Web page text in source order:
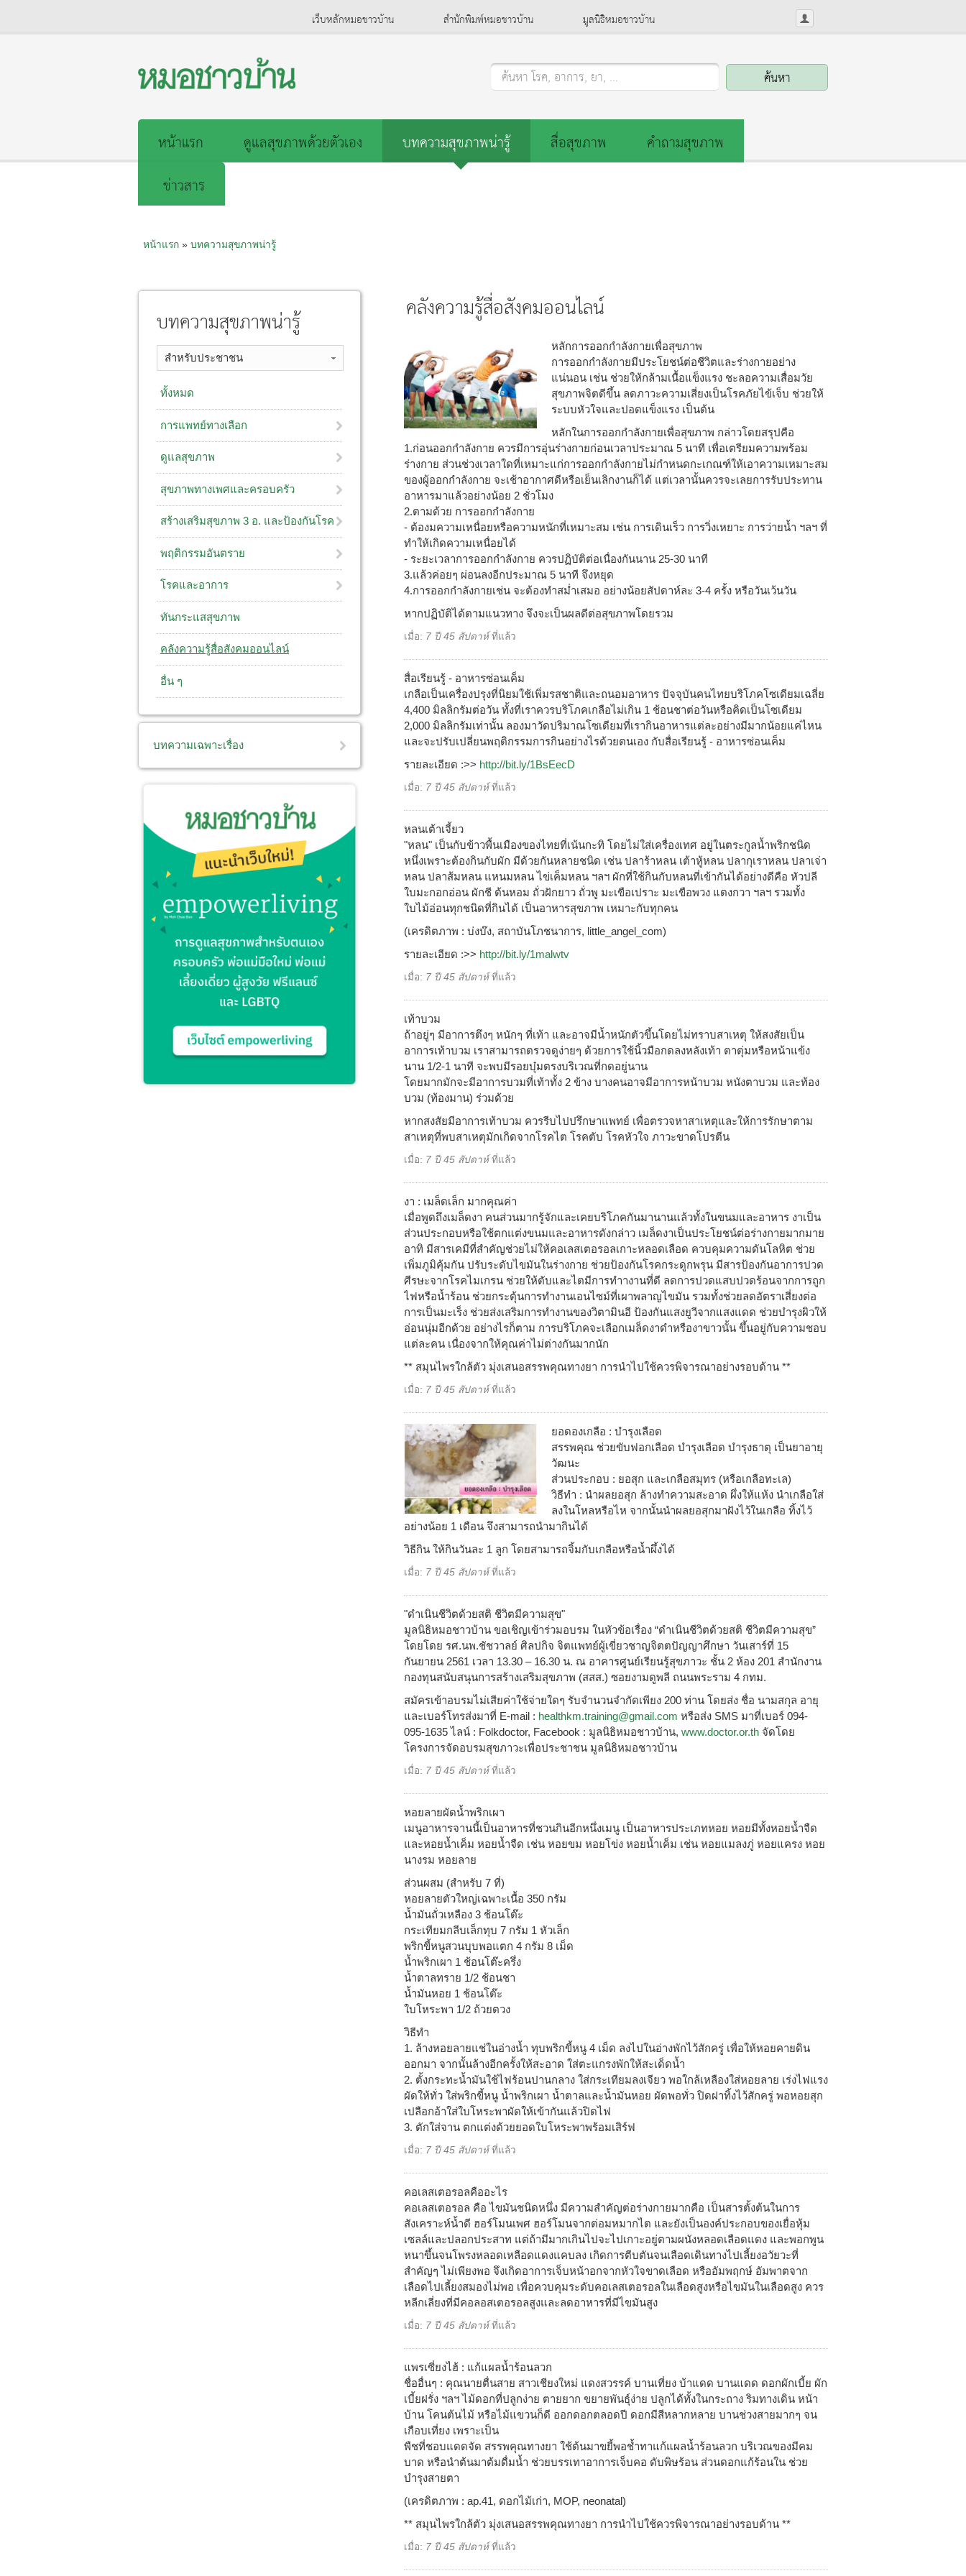
เว็บหลักหมอชาวบ้าน สำนักพิมพ์หมอชาวบ้าน มูลนิธิหมอชาวบ้าน
ค้นหา โรค, อาการ, ยา, ...
หน้าแรก ดูแลสุขภาพด้วยตัวเอง บทความสุขภาพน่ารู้ สื่อสุขภาพ
คำถามสุขภาพ
ข่าวสาร
หน้าแรก» บทความสุขภาพน่ารู้
คลังความรู้สื่อสังคมออนไลน์
หลักการออกกำลังกายเพื่อสุขภาพ
การออกกำลังกายมีประโยชน์ต่อชีวิตและร่างกายอย่าง
แน่นอน เช่น ช่วยให้กล้ามเนื้อแข็งแรง ชะลอความเสื่อมวัย
สุขภาพจิตดีขึ้น ลดภาวะความเสี่ยงเป็นโรคภัยไข้เจ็บ ช่วยให้
ระบบหัวใจและปอดแข็งแรง เป็นต้น
หลักในการออกกำลังกายเพื่อสุขภาพ กล่าวโดยสรุปคือ
1.ก่อนออกกำลังกาย ควรมีการอุ่นร่างกายก่อนเวลาประมาณ 5 นาที เพื่อเตรียมความพร้อม
ร่างกาย ส่วนช่วงเวลาใดที่เหมาะแก่การออกกำลังกายไม่กำหนดกะเกณฑ์ให้เอาความเหมาะสม
ของผู้ออกกำลังกาย จะเช้าอากาศดีหรือเย็นเลิกงานก็ได้ แต่เวลานั้นควรจะเลยการรับประทาน
อาหารมาแล้วอย่างน้อย 2 ชั่วโมง
2.ตามด้วย การออกกำลังกาย
- ต้องมความเหนื่อยหรือความหนักที่เหมาะสม เช่น การเดินเร็ว การวิ่งเหยาะ การว่ายน้ำ ฯลฯ ที่
ทำให้เกิดความเหนื่อยได้
- ระยะเวลาการออกกำลังกาย ควรปฏิบัติต่อเนื่องกันนาน 25-30 นาที
3.แล้วค่อยๆ ผ่อนลงอีกประมาณ 5 นาที จึงหยุด
4.การออกกำลังกายเช่น จะต้องทำสม่ำเสมอ อย่างน้อยสัปดาห์ละ 3-4 ครั้ง หรือวันเว้นวัน
หากปฏิบัติได้ตามแนวทาง จึงจะเป็นผลดีต่อสุขภาพโดยรวม
เมื่อ: 7 ปี 45 สัปดาห์ ที่แล้ว
สื่อเรียนรู้ - อาหารซ่อนเค็ม
เกลือเป็นเครื่องปรุงที่นิยมใช้เพิ่มรสชาติและถนอมอาหาร ปัจจุบันคนไทยบริโภคโซเดียมเฉลี่ย
4,400 มิลลิกรัมต่อวัน ทั้งที่เราควรบริโภคเกลือไม่เกิน 1 ช้อนชาต่อวันหรือคิดเป็นโซเดียม
2,000 มิลลิกรัมเท่านั้น ลองมาวัดปริมาณโซเดียมที่เรากินอาหารแต่ละอย่างมีมากน้อยแค่ไหน
และจะปรับเปลี่ยนพฤติกรรมการกินอย่างไรด้วยตนเอง กับสื่อเรียนรู้ - อาหารซ่อนเค็ม
รายละเอียด :>> http://bit.ly/1BsEecD
เมื่อ: 7 ปี 45 สัปดาห์ ที่แล้ว
หลนเต้าเจี้ยว
"หลน" เป็นกับข้าวพื้นเมืองของไทยที่เน้นกะทิ โดยไม่ใส่เครื่องเทศ อยู่ในตระกูลน้ำพริกชนิด
หนึ่งเพราะต้องกินกับผัก มีด้วยกันหลายชนิด เช่น ปลาร้าหลน เต้าหู้หลน ปลากุเราหลน ปลาเจ่า
หลน ปลาส้มหลน แหนมหลน ไข่เค็มหลน ฯลฯ ผักที่ใช้กินกับหลนที่เข้ากันได้อย่างดีคือ หัวปลี
ใบมะกอกอ่อน ผักชี ต้นหอม ถั่วฝักยาว ถั่วพู มะเขือเปราะ มะเขือพวง แตงกวา ฯลฯ รวมทั้ง
ใบไม้อ่อนทุกชนิดที่กินได้ เป็นอาหารสุขภาพ เหมาะกับทุกคน
(เครดิตภาพ : บ่งบ๊ง, สถาบันโภชนาการ, little_angel_com)
รายละเอียด :>> http://bit.ly/1malwtv
เมื่อ: 7 ปี 45 สัปดาห์ ที่แล้ว
เท้าบวม
ถ้าอยู่ๆ มีอาการตึงๆ หนักๆ ที่เท้า และอาจมีน้ำหนักตัวขึ้นโดยไม่ทราบสาเหตุ ให้สงสัยเป็น
อาการเท้าบวม เราสามารถตรวจดูง่ายๆ ด้วยการใช้นิ้วมือกดลงหลังเท้า ตาตุ่มหรือหน้าแข้ง
นาน 1/2-1 นาที จะพบมีรอยบุ๋มตรงบริเวณที่กดอยู่นาน
โดยมากมักจะมีอาการบวมที่เท้าทั้ง 2 ข้าง บางคนอาจมีอาการหน้าบวม หนังตาบวม และท้อง
บวม (ท้องมาน) ร่วมด้วย
หากสงสัยมีอาการเท้าบวม ควรรีบไปปรึกษาแพทย์ เพื่อตรวจหาสาเหตุและให้การรักษาตาม
สาเหตุที่พบสาเหตุมักเกิดจากโรคไต โรคตับ โรคหัวใจ ภาวะขาดโปรตีน
เมื่อ: 7 ปี 45 สัปดาห์ ที่แล้ว
งา : เมล็ดเล็ก มากคุณค่า
เมื่อพูดถึงเมล็ดงา คนส่วนมากรู้จักและเคยบริโภคกันมานานแล้วทั้งในขนมและอาหาร งาเป็น
ส่วนประกอบหรือใช้ตกแต่งขนมและอาหารดังกล่าว เมล็ดงาเป็นประโยชน์ต่อร่างกายมากมาย
อาทิ มีสารเคมีที่สำคัญช่วยไม่ให้คอเลสเตอรอลเกาะหลอดเลือด ควบคุมความดันโลหิต ช่วย
เพิ่มภูมิคุ้มกัน ปรับระดับไขมันในร่างกาย ช่วยป้องกันโรคกระดูกพรุน มีสารป้องกันอาการปวด
ศีรษะจากโรคไมเกรน ช่วยให้ตับและไตมีการทำางานที่ดี ลดการปวดแสบปวดร้อนจากการถูก
ไฟหรือน้ำร้อน ช่วยกระตุ้นการทำงานเอนไซม์ที่เผาพลาญไขมัน รวมทั้งช่วยลดอัตราเสี่ยงต่อ
การเป็นมะเร็ง ช่วยส่งเสริมการทำงานของวิตามินอี ป้องกันแสงยูวีจากแสงแดด ช่วยบำรุงผิวให้
อ่อนนุ่มอีกด้วย อย่างไรก็ตาม การบริโภคจะเลือกเมล็ดงาดำหรืองาขาวนั้น ขึ้นอยู่กับความชอบ
แต่ละคน เนื่องจากให้คุณค่าไม่ต่างกันมากนัก
** สมุนไพรใกล้ตัว มุ่งเสนอสรรพคุณทางยา การนำไปใช้ควรพิจารณาอย่างรอบด้าน **
เมื่อ: 7 ปี 45 สัปดาห์ ที่แล้ว
ยอดองเกลือ : บำรุงเลือด
สรรพคุณ ช่วยขับฟอกเลือด บำรุงเลือด บำรุงธาตุ เป็นยาอายุ
วัฒนะ
ส่วนประกอบ : ยอสุก และเกลือสมุทร (หรือเกลือทะเล)
วิธีทำ : นำผลยอสุก ล้างทำความสะอาด ผึ่งให้แห้ง นำเกลือใส่
ลงในโหลหรือไห จากนั้นนำผลยอสุกมาฝังไว้ในเกลือ ทิ้งไว้
อย่างน้อย 1 เดือน จึงสามารถนำมากินได้
วิธีกิน ให้กินวันละ 1 ลูก โดยสามารถจิ้มกับเกลือหรือน้ำผึ้งได้
เมื่อ: 7 ปี 45 สัปดาห์ ที่แล้ว
"ดำเนินชีวิตด้วยสติ ชีวิตมีความสุข"
มูลนิธิหมอชาวบ้าน ขอเชิญเข้าร่วมอบรม ในหัวข้อเรื่อง “ดำเนินชีวิตด้วยสติ ชีวิตมีความสุข”
โดยโดย รศ.นพ.ชัชวาลย์ ศิลปกิจ จิตแพทย์ผู้เขี่ยวชาญจิตตปัญญาศึกษา วันเสาร์ที่ 15
กันยายน 2561 เวลา 13.30 – 16.30 น. ณ อาคารศูนย์เรียนรู้สุขภาวะ ชั้น 2 ห้อง 201 สำนักงาน
กองทุนสนับสนุนการสร้างเสริมสุขภาพ (สสส.) ซอยงามดูพลี ถนนพระราม 4 กทม.
สมัครเข้าอบรมไม่เสียค่าใช้จ่ายใดๆ รับจำนวนจำกัดเพียง 200 ท่าน โดยส่ง ชื่อ นามสกุล อายุ
และเบอร์โทรส่งมาที่ E-mail : healthkm.training@gmail.com หรือส่ง SMS มาที่เบอร์ 094-
095-1635 ไลน์ : Folkdoctor, Facebook : มูลนิธิหมอชาวบ้าน, www.doctor.or.th จัดโดย
โครงการจัดอบรมสุขภาวะเพื่อประชาชน มูลนิธิหมอชาวบ้าน
เมื่อ: 7 ปี 45 สัปดาห์ ที่แล้ว
หอยลายผัดน้ำพริกเผา
เมนูอาหารจานนี้เป็นอาหารที่ชวนกินอีกหนึ่งเมนู เป็นอาหารประเภทหอย หอยมีทั้งหอยน้ำจืด
และหอยน้ำเค็ม หอยน้ำจืด เช่น หอยขม หอยโข่ง หอยน้ำเค็ม เช่น หอยแมลงภู่ หอยแครง หอย
นางรม หอยลาย
ส่วนผสม (สำหรับ 7 ที่)
หอยลายตัวใหญ่เฉพาะเนื้อ 350 กรัม
น้ำมันถั่วเหลือง 3 ช้อนโต๊ะ
กระเทียมกลีบเล็กทุบ 7 กรัม 1 หัวเล็ก
พริกขี้หนูสวนบุบพอแตก 4 กรัม 8 เม็ด
น้ำพริกเผา 1 ช้อนโต๊ะครึ่ง
น้ำตาลทราย 1/2 ช้อนชา
น้ำมันหอย 1 ช้อนโต๊ะ
ใบโหระพา 1/2 ถ้วยตวง
วิธีทำ
1. ล้างหอยลายแช่ในอ่างน้ำ ทุบพริกขี้หนู 4 เม็ด ลงไปในอ่างพักไว้สักครู่ เพื่อให้หอยคายดิน
ออกมา จากนั้นล้างอีกครั้งให้สะอาด ใส่ตะแกรงพักให้สะเด็ดน้ำ
2. ตั้งกระทะน้ำมันใช้ไฟร้อนปานกลาง ใส่กระเทียมลงเจียว พอใกล้เหลืองใส่หอยลาย เร่งไฟแรง
ผัดให้ทั่ว ใส่พริกขี้หนู น้ำพริกเผา น้ำตาลและน้ำมันหอย ผัดพอทั่ว ปิดฝาทิ้งไว้สักครู่ พอหอยสุก
เปลือกอ้าใส่ใบโหระพาผัดให้เข้ากันแล้วปิดไฟ
3. ตักใส่จาน ตกแต่งด้วยยอดใบโหระพาพร้อมเสิร์ฟ
เมื่อ: 7 ปี 45 สัปดาห์ ที่แล้ว
คอเลสเตอรอลคืออะไร
คอเลสเตอรอล คือ ไขมันชนิดหนึ่ง มีความสำคัญต่อร่างกายมากคือ เป็นสารตั้งต้นในการ
สังเคราะห์น้ำดี ฮอร์โมนเพศ ฮอร์โมนจากต่อมหมากไต และยังเป็นองค์ประกอบของเยื่อหุ้ม
เซลล์และปลอกประสาท แต่ถ้ามีมากเกินไปจะไปเกาะอยู่ตามผนังหลอดเลือดแดง และพอกพูน
หนาขึ้นจนโพรงหลอดเหลือดแดงแคบลง เกิดการตีบตันจนเลือดเดินทางไปเลี้ยงอวัยวะที่
สำคัญๆ ไม่เพียงพอ จึงเกิดอาการเจ็บหน้าอกจากหัวใจขาดเลือด หรืออัมพฤกษ์ อัมพาตจาก
เลือดไปเลี้ยงสมองไม่พอ เพื่อควบคุมระดับคอเลสเตอรอลในเลือดสูงหรือไขมันในเลือดสูง ควร
หลีกเลี่ยงที่มีคอลอสเตอรอลสูงและลดอาหารที่มีไขมันสูง
เมื่อ: 7 ปี 45 สัปดาห์ ที่แล้ว
แพรเซี่ยงไฮ้ : แก้แผลน้ำร้อนลวก
ชื่ออื่นๆ : คุณนายตื่นสาย สาวเชียงใหม่ แดงสวรรค์ บานเที่ยง บ้าแดด บานแดด ดอกผักเบี้ย ผัก
เบี้ยฝรั่ง ฯลฯ ไม้ดอกที่ปลูกง่าย ตายยาก ขยายพันธุ์ง่าย ปลูกได้ทั้งในกระถาง ริมทางเดิน หน้า
บ้าน โคนต้นไม้ หรือไม้แขวนก็ดี ออกดอกตลอดปี ดอกมีสีหลากหลาย บานช่วงสายมากๆ จน
เกือบเที่ยง เพราะเป็น
พืชที่ชอบแดดจัด สรรพคุณทางยา ใช้ต้นมาขยี้พอช้ำทาแก้แผลน้ำร้อนลวก บริเวณของมีคม
บาด หรือนำต้นมาต้มดื่มน้ำ ช่วยบรรเทาอาการเจ็บคอ ดับพิษร้อน ส่วนดอกแก้ร้อนใน ช่วย
บำรุงสายตา
(เครดิตภาพ : ap.41, ดอกไม้เก่า, MOP, neonatal)
** สมุนไพรใกล้ตัว มุ่งเสนอสรรพคุณทางยา การนำไปใช้ควรพิจารณาอย่างรอบด้าน **
เมื่อ: 7 ปี 45 สัปดาห์ ที่แล้ว
บทความสุขภาพน่ารู้
สำหรับประชาชน
ทั้งหมด
การแพทย์ทางเลือก
ดูแลสุขภาพ
สุขภาพทางเพศและครอบครัว
สร้างเสริมสุขภาพ 3 อ. ​และป้องกันโรค
พฤติกรรมอันตราย
โรคและอาการ
ทันกระแสสุขภาพ
คลังความรู้สื่อสังคมออนไลน์
อื่น ๆ
บทความเฉพาะเรื่อง